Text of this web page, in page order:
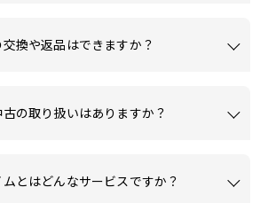
換や返品はできますか？
の取り扱いはありますか？
とはどんなサービスですか？